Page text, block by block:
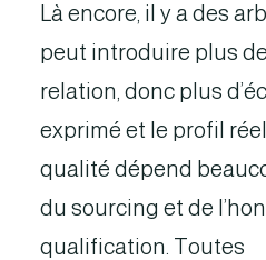
Là encore, il y a des
peut introduire plus
relation, donc plus
exprimé et le profil
qualité dépend
du sourcing et de
qualification. Toutes